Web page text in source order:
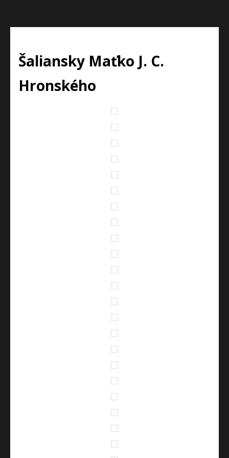
Šaliansky Maťko J. C.
Hronského